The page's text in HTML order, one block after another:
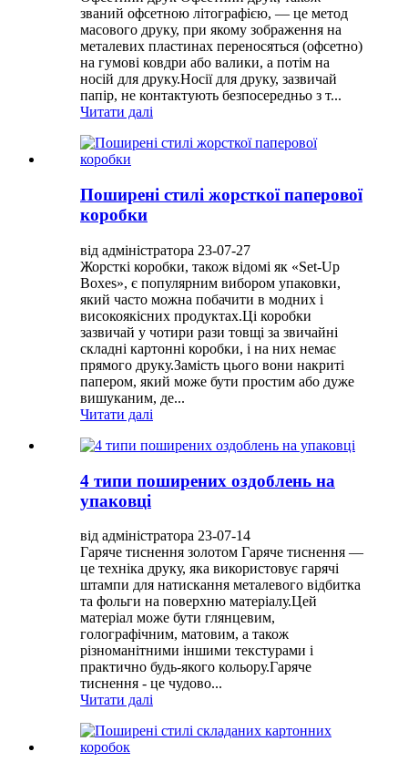
званий офсетною літографією, — це метод
масового друку, при якому зображення на
металевих пластинах переносяться (офсетно)
на гумові ковдри або валики, а потім на
носій для друку.Носії для друку, зазвичай
папір, не контактують безпосередньо з т...
Читати далі
Поширені стилі жорсткої паперової
коробки
від адміністратора 23-07-27
Жорсткі коробки, також відомі як «Set-Up
Boxes», є популярним вибором упаковки,
який часто можна побачити в модних і
високоякісних продуктах.Ці коробки
зазвичай у чотири рази товщі за звичайні
складні картонні коробки, і на них немає
прямого друку.Замість цього вони накриті
папером, який може бути простим або дуже
вишуканим, де...
Читати далі
4 типи поширених оздоблень на
упаковці
від адміністратора 23-07-14
Гаряче тиснення золотом Гаряче тиснення —
це техніка друку, яка використовує гарячі
штампи для натискання металевого відбитка
та фольги на поверхню матеріалу.Цей
матеріал може бути глянцевим,
голографічним, матовим, а також
різноманітними іншими текстурами і
практично будь-якого кольору.Гаряче
тиснення - це чудово...
Читати далі